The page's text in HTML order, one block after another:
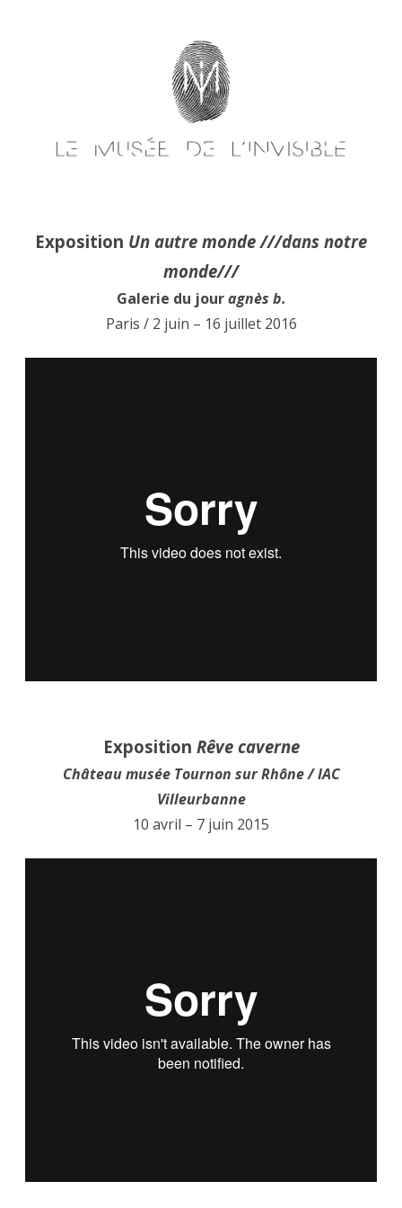
content
Exposition Un autre monde ///dans notre
monde///
Galerie du jouragnès b.
Paris / 2 juin – 16 juillet 2016
Exposition Rêve caverne
Château musée Tournon sur Rhône / IAC
Villeurbanne
10 avril – 7 juin 2015